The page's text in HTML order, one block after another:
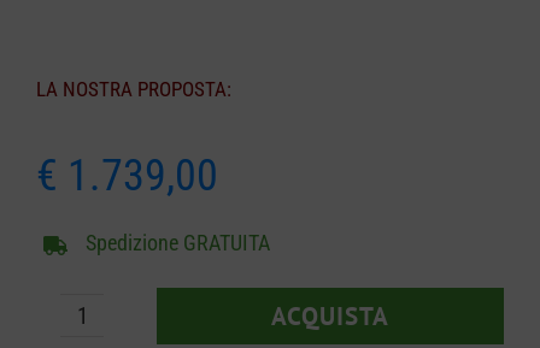
LA NOSTRA PROPOSTA:
€ 1.739,00
Spedizione GRATUITA
Motocarriola
ACQUISTA